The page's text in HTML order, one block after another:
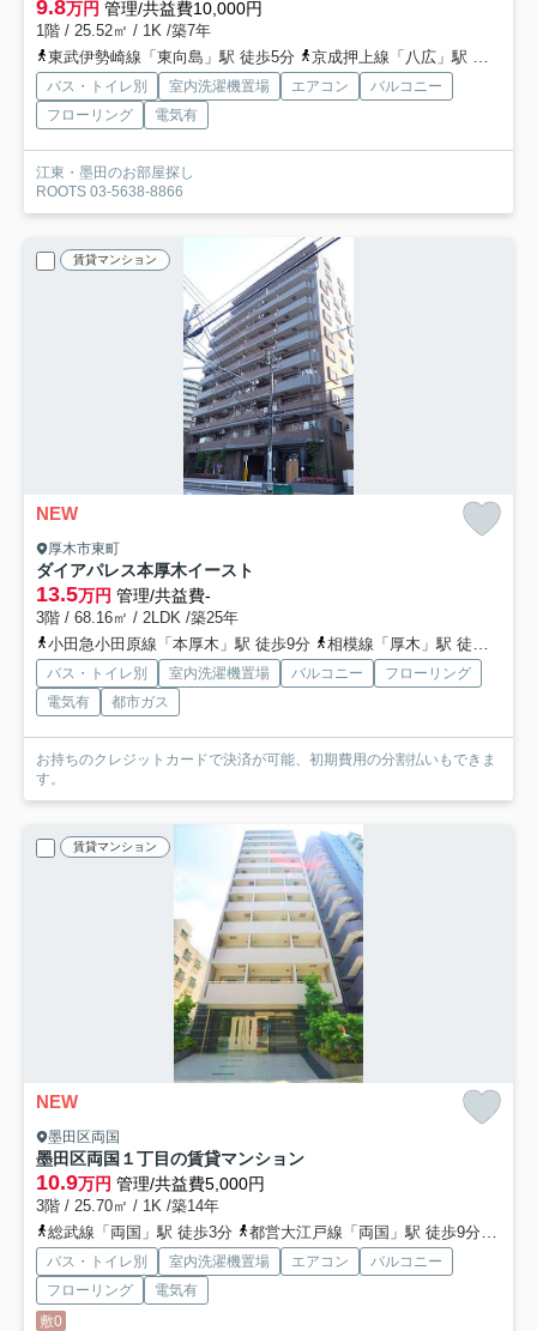
9.8万円 管理/共益費10,000円
1階 / 25.52㎡ / 1K /築7年
東武伊勢崎線「東向島」駅 徒歩5分
京成押上線「八広」駅 徒歩15分
バス・トイレ別 室内洗濯機置場 エアコン
バルコニー
フローリング
電気有
江東・墨田のお部屋探し
ROOTS 03-5638-8866
賃貸マンション
NEW
厚木市東町
ダイアパレス本厚木イースト
13.5万円 管理/共益費-
3階 / 68.16㎡ / 2LDK /築25年
小田急小田原線「本厚木」駅 徒歩9分
相模線「厚木」駅 徒歩12分
バス・トイレ別 室内洗濯機置場 バルコニー
フローリング
電気有
都市ガス
お持ちのクレジットカードで決済が可能、初期費用の分割払いもできま
す。
賃貸マンション
NEW
墨田区両国
墨田区両国１丁目の賃貸マンション
10.9万円 管理/共益費5,000円
3階 / 25.70㎡ / 1K /築14年
総武線「両国」駅 徒歩3分
都営大江戸線「両国」駅 徒歩9分
バス・トイレ別 室内洗濯機置場 エアコン
バルコニー
フローリング
電気有
敷0